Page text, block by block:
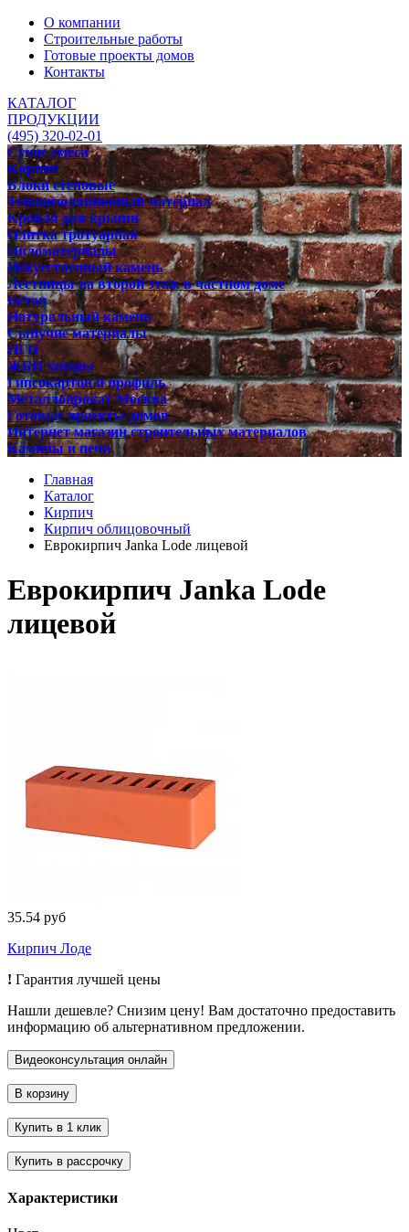
О компании
Строительные работы
Готовые проекты домов
Контакты
КАТАЛОГ
ПРОДУКЦИИ
(495) 320-02-01
Сухие смеси
Кирпич
Блоки стеновые
Теплоизоляционный материал
Кровля для крыши
Плитка тротуарная
Пиломатериалы
Искусственный камень
Лестницы на второй этаж в частном доме
Бетон
Натуральный камень
Сыпучие материалы
ПГП
ЖБИ заводы
Гипсокартон и профиль
Металлопрокат Москва
Готовые проекты домов
Интернет магазин строительных материалов
Камины и печи
Главная
Каталог
Кирпич
Кирпич облицовочный
Еврокирпич Janka Lode лицевой
Еврокирпич Janka Lode
лицевой
35.54 руб
Кирпич Лоде
! Гарантия лучшей цены
Нашли дешевле? Снизим цену! Вам достаточно предоставить
информацию об альтернативном предложении.
Характеристики